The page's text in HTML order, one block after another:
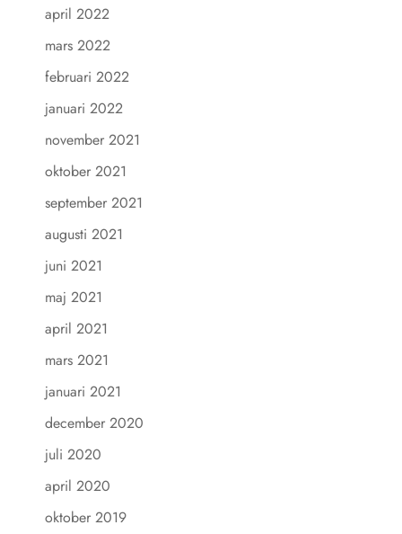
april 2022
mars 2022
februari 2022
januari 2022
november 2021
oktober 2021
september 2021
augusti 2021
juni 2021
maj 2021
april 2021
mars 2021
januari 2021
december 2020
juli 2020
april 2020
oktober 2019